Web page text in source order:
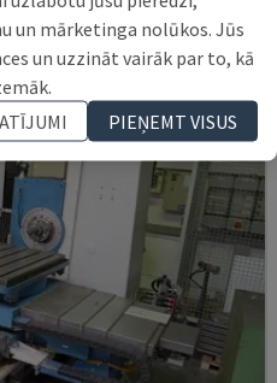
un mārketinga nolūkos. Jūs
un uzzināt vairāk par to, kā
PIEŅEMT VISUS